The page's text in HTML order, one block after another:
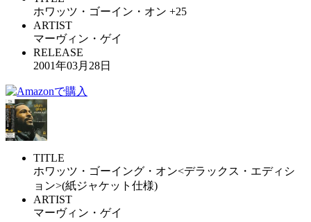
ホワッツ・ゴーイン・オン +25
ARTIST
マーヴィン・ゲイ
RELEASE
2001年03月28日
TITLE
ホワッツ・ゴーイング・オン<デラックス・エディシ
ョン>(紙ジャケット仕様)
ARTIST
マーヴィン・ゲイ